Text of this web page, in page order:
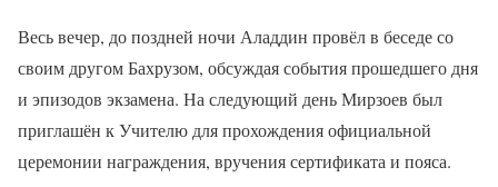
Весь вечер, до поздней ночи Аладдин провёл в беседе со
своим другом Бахрузом, обсуждая события прошедшего дня
и эпизодов экзамена. На следующий день Мирзоев был
приглашён к Учителю для прохождения официальной
церемонии награждения, вручения сертификата и пояса.